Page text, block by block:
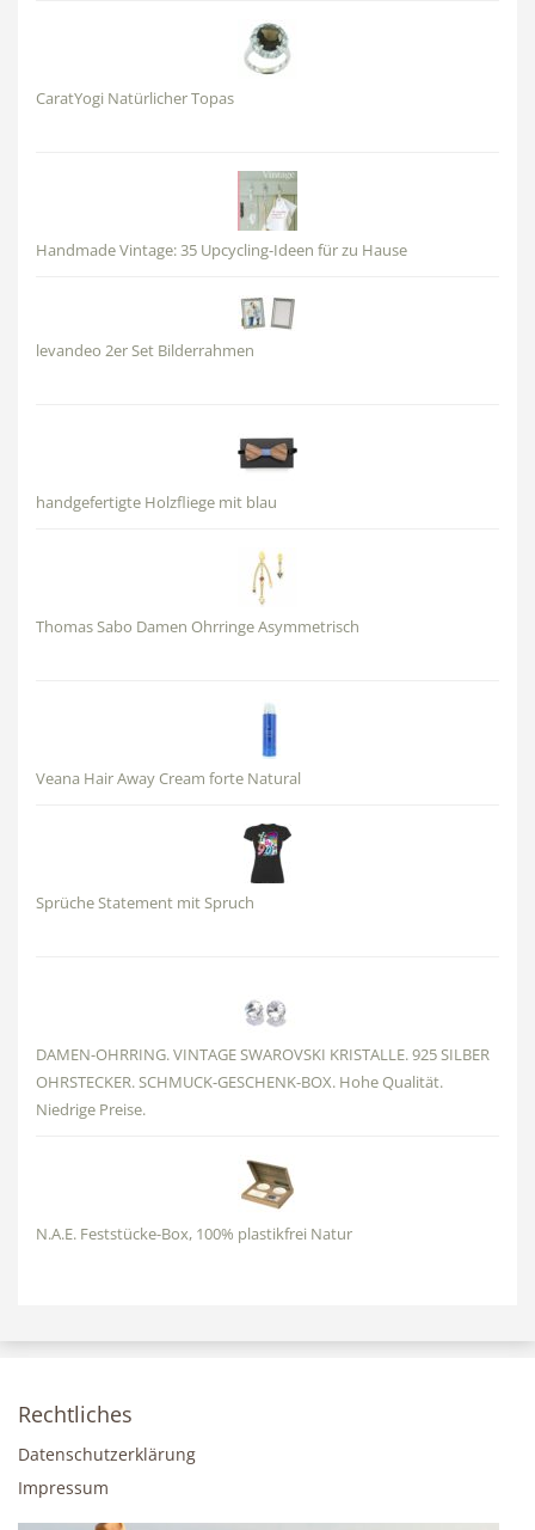
CaratYogi Natürlicher Topas
Handmade Vintage: 35 Upcycling-Ideen für zu Hause
levandeo 2er Set Bilderrahmen
handgefertigte Holzfliege mit blau
Thomas Sabo Damen Ohrringe Asymmetrisch
Veana Hair Away Cream forte Natural
Sprüche Statement mit Spruch
DAMEN-OHRRING. VINTAGE SWAROVSKI KRISTALLE. 925 SILBER
OHRSTECKER. SCHMUCK-GESCHENK-BOX. Hohe Qualität.
Niedrige Preise.
N.A.E. Feststücke-Box, 100% plastikfrei Natur
Rechtliches
Datenschutzerklärung
Impressum